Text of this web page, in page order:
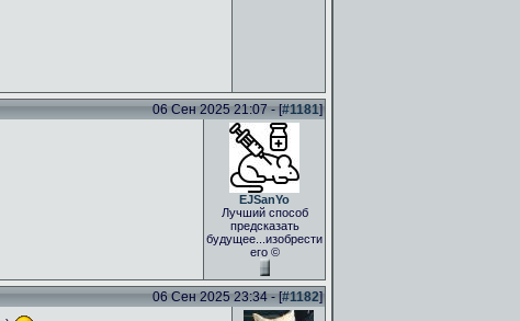
06 Сен 2025 21:07 - [#1181]
EJSanYo
Лучший способ
предсказать
будущее...изобрести
его ©
06 Сен 2025 23:34 - [#1182]